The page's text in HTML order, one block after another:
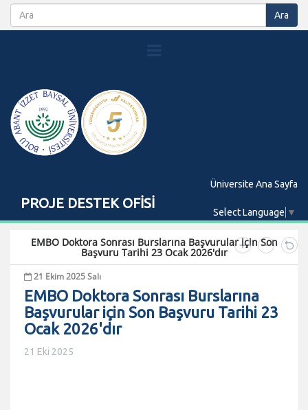
PROJE DESTEK OFİSİ
Üniversite Ana Sayfa
Select Language ▼
EMBO Doktora Sonrası Burslarına Başvurular için Son
Başvuru Tarihi 23 Ocak 2026'dır
21 Ekim 2025 Salı
EMBO Doktora Sonrası Burslarına
Başvurular için Son Başvuru Tarihi 23
Ocak 2026'dır
21 Eki 2025